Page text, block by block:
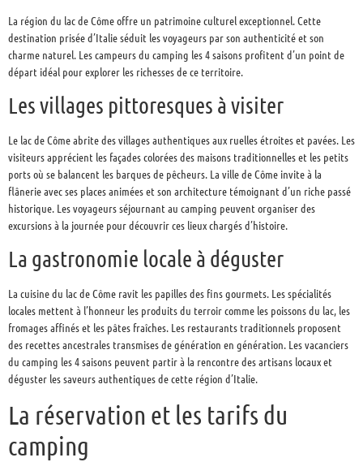
La région du lac de Côme offre un patrimoine culturel exceptionnel. Cette
destination prisée d’Italie séduit les voyageurs par son authenticité et son
charme naturel. Les campeurs du camping les 4 saisons profitent d’un point de
départ idéal pour explorer les richesses de ce territoire.
Les villages pittoresques à visiter
Le lac de Côme abrite des villages authentiques aux ruelles étroites et pavées. Les
visiteurs apprécient les façades colorées des maisons traditionnelles et les petits
ports où se balancent les barques de pêcheurs. La ville de Côme invite à la
flânerie avec ses places animées et son architecture témoignant d’un riche passé
historique. Les voyageurs séjournant au camping peuvent organiser des
excursions à la journée pour découvrir ces lieux chargés d’histoire.
La gastronomie locale à déguster
La cuisine du lac de Côme ravit les papilles des fins gourmets. Les spécialités
locales mettent à l’honneur les produits du terroir comme les poissons du lac, les
fromages affinés et les pâtes fraîches. Les restaurants traditionnels proposent
des recettes ancestrales transmises de génération en génération. Les vacanciers
du camping les 4 saisons peuvent partir à la rencontre des artisans locaux et
déguster les saveurs authentiques de cette région d’Italie.
La réservation et les tarifs du
camping